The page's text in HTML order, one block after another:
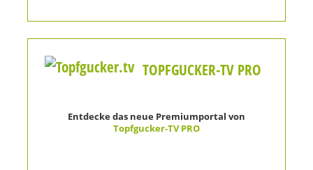
TOPFGUCKER-TV PRO
Entdecke das neue Premiumportal von
Topfgucker-TV PRO